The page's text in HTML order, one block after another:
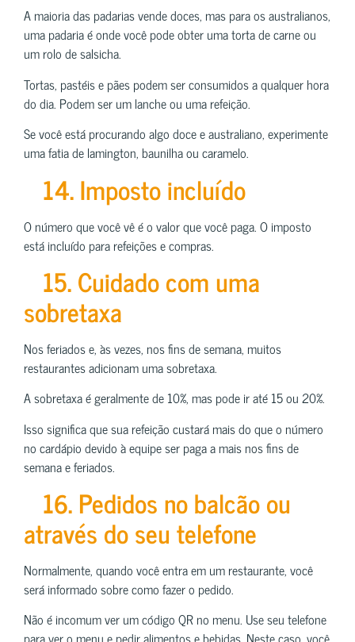
A maioria das padarias vende doces, mas para os australianos,
uma padaria é onde você pode obter uma torta de carne ou
um rolo de salsicha.
Tortas, pastéis e pães podem ser consumidos a qualquer hora
do dia. Podem ser um lanche ou uma refeição.
Se você está procurando algo doce e australiano, experimente
uma fatia de lamington, baunilha ou caramelo.
14. Imposto incluído
O número que você vê é o valor que você paga. O imposto
está incluído para refeições e compras.
15. Cuidado com uma
sobretaxa
Nos feriados e, às vezes, nos fins de semana, muitos
restaurantes adicionam uma sobretaxa.
A sobretaxa é geralmente de 10%, mas pode ir até 15 ou 20%.
Isso significa que sua refeição custará mais do que o número
no cardápio devido à equipe ser paga a mais nos fins de
semana e feriados.
16. Pedidos no balcão ou
através do seu telefone
Normalmente, quando você entra em um restaurante, você
será informado sobre como fazer o pedido.
Não é incomum ver um código QR no menu. Use seu telefone